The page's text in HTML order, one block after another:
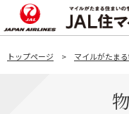
トップページ マイルがたま